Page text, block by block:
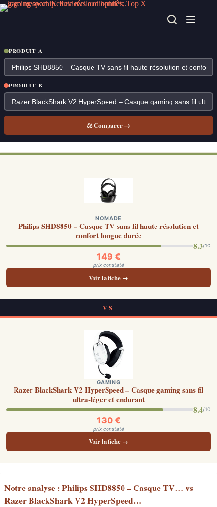
Passer
au
PRODUIT A
PRODUIT B
⚖ Comparer →
NOMADE
Philips SHD8850 – Casque TV sans fil haute résolution et
confort longue durée
8.3/10
149 €
prix constaté
Voir la fiche →
VS
GAMING
Razer BlackShark V2 HyperSpeed – Casque gaming sans fil
ultra-léger et endurant
8.4/10
130 €
prix constaté
Voir la fiche →
Notre analyse : Philips SHD8850 – Casque TV… vs
Razer BlackShark V2 HyperSpeed…